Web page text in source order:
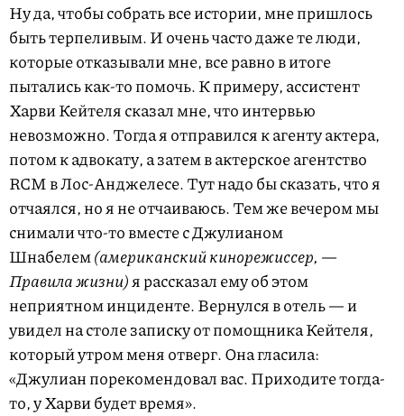
Ну да, чтобы собрать все истории, мне пришлось
быть терпеливым. И очень часто даже те люди,
которые отказывали мне, все равно в итоге
пытались как-то помочь. К примеру, ассистент
Харви Кейтеля сказал мне, что интервью
невозможно. Тогда я отправился к агенту актера,
потом к адвокату, а затем в актерское агентство
RCM в Лос-Анджелесе. Тут надо бы сказать, что я
отчаялся, но я не отчаиваюсь. Тем же вечером мы
снимали что-то вместе с Джулианом
Шнабелем(американский кинорежиссер, —
Правила жизни)я рассказал ему об этом
неприятном инциденте. Вернулся в отель — и
увидел на столе записку от помощника Кейтеля,
который утром меня отверг. Она гласила:
«Джулиан порекомендовал вас. Приходите тогда-
то, у Харви будет время».